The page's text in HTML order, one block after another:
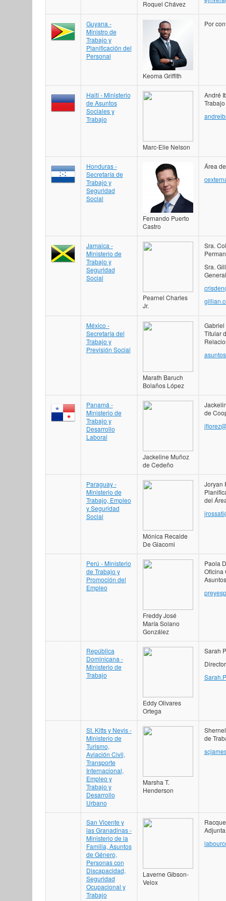
Roquel Chávez
Guyana -
Ministro de
Trabajo y
Planificación del
Personal
Keoma Griffith
Por
Haití - Ministerio
de Asuntos
Sociales y
Trabajo
Marc-Elie Nelson
André
Trabajo
Honduras -
Secretaría de
Trabajo y
Seguridad
Social
Fernando Puerto
Castro
Área
Jamaica -
Ministerio de
Trabajo y
Seguridad
Social
Pearnel Charles
Jr.
Sra.
Sra.
México -
Secretaría del
Trabajo y
Previsión Social
Marath Baruch
Bolaños López
Gabriel
Titular
Panamá -
Ministerio de
Trabajo y
Desarrollo
Laboral
Jackeline Muñoz
de Cedeño
de
Paraguay -
Ministerio de
Trabajo, Empleo
y Seguridad
Social
Mónica Recalde
De Giacomi
Joryan
del
Perú - Ministerio
de Trabajo y
Promoción del
Empleo
Freddy José
María Solano
González
Paola
Oficina
República
Dominicana -
Ministerio de
Trabajo
Eddy Olivares
Ortega
Sarah
St. Kitts y Nevis -
Ministerio de
Turismo,
Aviación Civil,
Transporte
Internacional,
Empleo y
Trabajo y
Desarrollo
Urbano
Marsha T.
Henderson
de
San Vicente y
las Granadinas -
Ministerio de la
Familia, Asuntos
de Género,
Personas con
Discapacidad,
Seguridad
Ocupacional y
Trabajo
Laverne Gibson-
Velox